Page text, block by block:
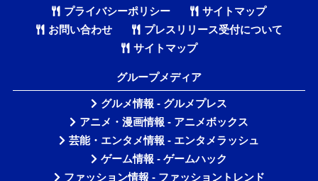
プライバシーポリシー
サイトマップ
お問い合わせ
プレスリリース受付について
サイトマップ
グループメディア
グルメ情報 - グルメプレス
アニメ・漫画情報 - アニメボックス
芸能・エンタメ情報 - エンタメラッシュ
ゲーム情報 - ゲームハック
ファッション情報 - ファッショントレンド